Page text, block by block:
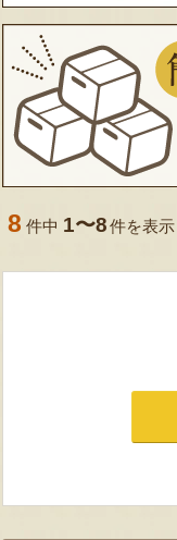
8 件中 1〜8件を表
流れ梅
『株式会社 大阪